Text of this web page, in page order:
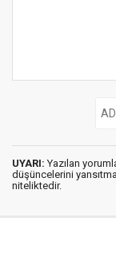
UYARI: Yazılan
düşüncelerini
niteliktedir.